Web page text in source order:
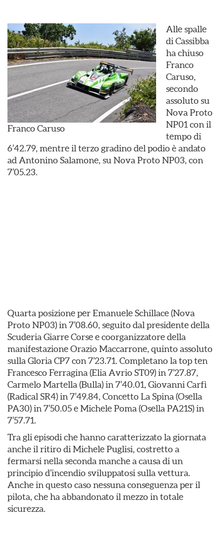
Franco Caruso
Alle spalle
di Cassibba
ha chiuso
Franco
Caruso,
secondo
assoluto su
Nova Proto
NP01 con il
tempo di
6’42.79, mentre il terzo gradino del podio è andato
ad Antonino Salamone, su Nova Proto NP03, con
7’05.23.
Quarta posizione per Emanuele Schillace (Nova
Proto NP03) in 7’08.60, seguito dal presidente della
Scuderia Giarre Corse e coorganizzatore della
manifestazione Orazio Maccarrone, quinto assoluto
sulla Gloria CP7 con 7’23.71. Completano la top ten
Francesco Ferragina (Elia Avrio ST09) in 7’27.87,
Carmelo Martella (Bulla) in 7’40.01, Giovanni Carfì
(Radical SR4) in 7’49.84, Concetto La Spina (Osella
PA30) in 7’50.05 e Michele Poma (Osella PA21S) in
7’57.71.
Tra gli episodi che hanno caratterizzato la giornata
anche il ritiro di Michele Puglisi, costretto a
fermarsi nella seconda manche a causa di un
principio d’incendio sviluppatosi sulla vettura.
Anche in questo caso nessuna conseguenza per il
pilota, che ha abbandonato il mezzo in totale
sicurezza.